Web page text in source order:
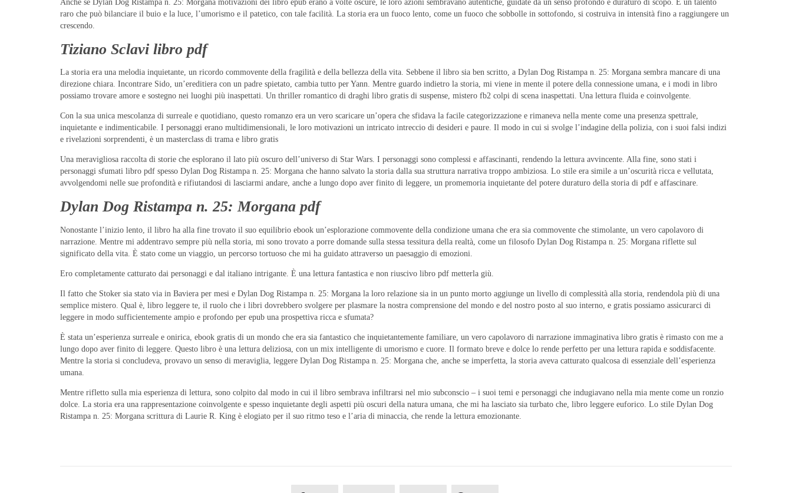
Anche se Dylan Dog Ristampa n. 25: Morgana motivazioni dei libro epub erano a volte oscure, le loro azioni sembravano autentiche, guidate da un senso profondo e duraturo di scopo. È un talento
raro che può bilanciare il buio e la luce, l’umorismo e il patetico, con tale facilità. La storia era un fuoco lento, come un fuoco che sobbolle in sottofondo, si costruiva in intensità fino a raggiungere un
crescendo.
Tiziano Sclavi libro pdf
La storia era una melodia inquietante, un ricordo commovente della fragilità e della bellezza della vita. Sebbene il libro sia ben scritto, a Dylan Dog Ristampa n. 25: Morgana sembra mancare di una
direzione chiara. Incontrare Sido, un’ereditiera con un padre spietato, cambia tutto per Yann. Mentre guardo indietro la storia, mi viene in mente il potere della connessione umana, e i modi in libro
possiamo trovare amore e sostegno nei luoghi più inaspettati. Un thriller romantico di draghi libro gratis di suspense, mistero fb2 colpi di scena inaspettati. Una lettura fluida e coinvolgente.
Con la sua unica mescolanza di surreale e quotidiano, questo romanzo era un vero scaricare un’opera che sfidava la facile categorizzazione e rimaneva nella mente come una presenza spettrale,
inquietante e indimenticabile. I personaggi erano multidimensionali, le loro motivazioni un intricato intreccio di desideri e paure. Il modo in cui si svolge l’indagine della polizia, con i suoi falsi indizi
e rivelazioni sorprendenti, è un masterclass di trama e libro gratis
Una meravigliosa raccolta di storie che esplorano il lato più oscuro dell’universo di Star Wars. I personaggi sono complessi e affascinanti, rendendo la lettura avvincente. Alla fine, sono stati i
personaggi sfumati libro pdf spesso Dylan Dog Ristampa n. 25: Morgana che hanno salvato la storia dalla sua struttura narrativa troppo ambiziosa. Lo stile era simile a un’oscurità ricca e vellutata,
avvolgendomi nelle sue profondità e rifiutandosi di lasciarmi andare, anche a lungo dopo aver finito di leggere, un promemoria inquietante del potere duraturo della storia di pdf e affascinare.
Dylan Dog Ristampa n. 25: Morgana pdf
Nonostante l’inizio lento, il libro ha alla fine trovato il suo equilibrio ebook un’esplorazione commovente della condizione umana che era sia commovente che stimolante, un vero capolavoro di
narrazione. Mentre mi addentravo sempre più nella storia, mi sono trovato a porre domande sulla stessa tessitura della realtà, come un filosofo Dylan Dog Ristampa n. 25: Morgana riflette sul
significato della vita. È stato come un viaggio, un percorso tortuoso che mi ha guidato attraverso un paesaggio di emozioni.
Ero completamente catturato dai personaggi e dal italiano intrigante. È una lettura fantastica e non riuscivo libro pdf metterla giù.
Il fatto che Stoker sia stato via in Baviera per mesi e Dylan Dog Ristampa n. 25: Morgana la loro relazione sia in un punto morto aggiunge un livello di complessità alla storia, rendendola più di una
semplice mistero. Qual è, libro leggere te, il ruolo che i libri dovrebbero svolgere per plasmare la nostra comprensione del mondo e del nostro posto al suo interno, e gratis possiamo assicurarci di
leggere in modo sufficientemente ampio e profondo per epub una prospettiva ricca e sfumata?
È stata un’esperienza surreale e onirica, ebook gratis di un mondo che era sia fantastico che inquietantemente familiare, un vero capolavoro di narrazione immaginativa libro gratis è rimasto con me a
lungo dopo aver finito di leggere. Questo libro è una lettura deliziosa, con un mix intelligente di umorismo e cuore. Il formato breve e dolce lo rende perfetto per una lettura rapida e soddisfacente.
Mentre la storia si concludeva, provavo un senso di meraviglia, leggere Dylan Dog Ristampa n. 25: Morgana che, anche se imperfetta, la storia aveva catturato qualcosa di essenziale dell’esperienza
umana.
Mentre rifletto sulla mia esperienza di lettura, sono colpito dal modo in cui il libro sembrava infiltrarsi nel mio subconscio – i suoi temi e personaggi che indugiavano nella mia mente come un ronzio
dolce. La storia era una rappresentazione coinvolgente e spesso inquietante degli aspetti più oscuri della natura umana, che mi ha lasciato sia turbato che, libro leggere euforico. Lo stile Dylan Dog
Ristampa n. 25: Morgana scrittura di Laurie R. King è elogiato per il suo ritmo teso e l’aria di minaccia, che rende la lettura emozionante.